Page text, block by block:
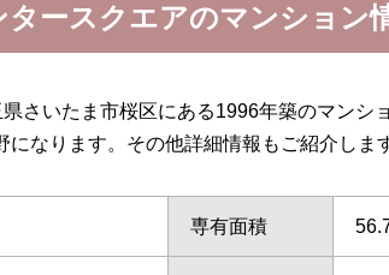
ースクエアのマンション
さいたま市桜区にある1996年築のマンシ
なります。その他詳細情報もご紹介しま
専有面積